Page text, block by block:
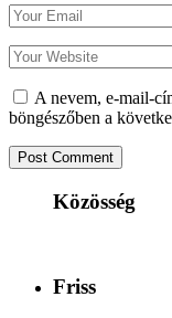
A nevem, e-mail-
böngészőben a
Közösség
Friss